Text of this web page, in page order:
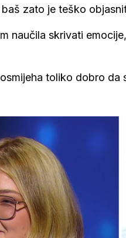
zato je teško
naučila skrivati
toliko dobro